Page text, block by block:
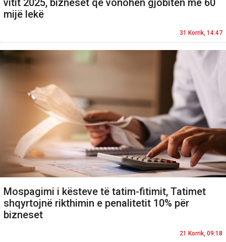
mijë lekë
31 Korrik, 14:47
Mospagimi i kësteve të tatim-fitimit, Tatimet
shqyrtojnë rikthimin e penalitetit 10% për
bizneset
21 Korrik, 09:18